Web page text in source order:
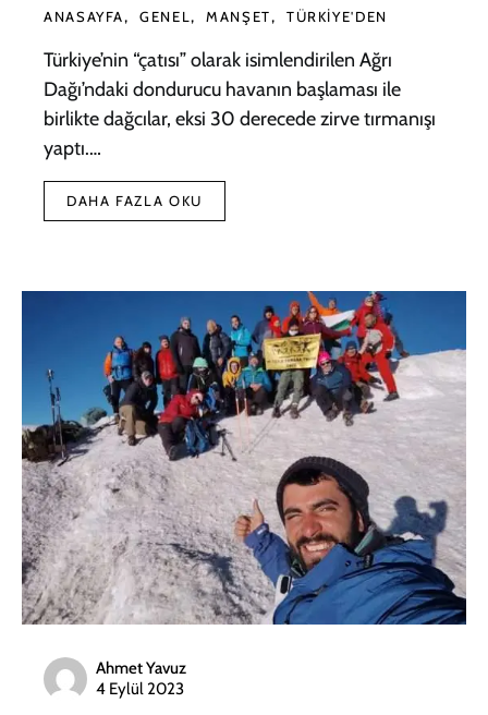
ANASAYFA GENEL MANŞET TÜRKIYE'DEN
Türkiye’nin “çatısı” olarak isimlendirilen Ağrı
Dağı’ndaki dondurucu havanın başlaması ile
birlikte dağcılar, eksi 30 derecede zirve tırmanışı
yaptı.…
DAHA FAZLA OKU
Ahmet Yavuz
4 Eylül 2023